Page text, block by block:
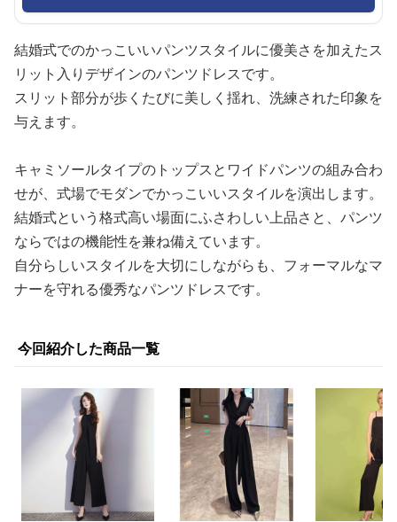
結婚式でのかっこいいパンツスタイルに優美さを加えたス
リット入りデザインのパンツドレスです。
スリット部分が歩くたびに美しく揺れ、洗練された印象を
与えます。
キャミソールタイプのトップスとワイドパンツの組み合わ
せが、式場でモダンでかっこいいスタイルを演出します。
結婚式という格式高い場面にふさわしい上品さと、パンツ
ならではの機能性を兼ね備えています。
自分らしいスタイルを大切にしながらも、フォーマルなマ
ナーを守れる優秀なパンツドレスです。
今回紹介した商品一覧